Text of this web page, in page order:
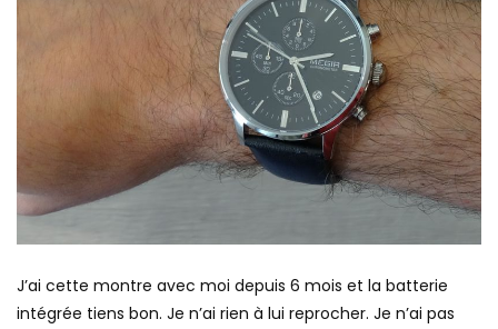
J’ai cette montre avec moi depuis 6 mois et la batterie
intégrée tiens bon. Je n’ai rien à lui reprocher. Je n’ai pas